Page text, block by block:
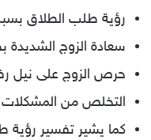
رؤية طلب الطلاق
سعادة الزوج الشديدة
حرص الزوج على نيل
التخلص من المشكلات
كما يشير تفسير